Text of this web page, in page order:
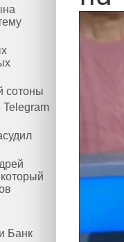
сотоны
Банк